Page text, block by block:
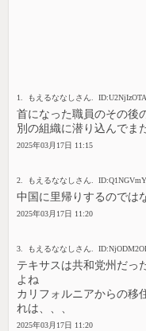
1. もえるななしさん. ID:U2NjIzOTA
首になった職員のその後
別の組織に潜り込んでま
2025年03月17日 11:15
2. もえるななしさん.
中国に里帰りするのでは
2025年03月17日 11:20
3. もえるななしさん.
テキサスは共和党州だっ
よね
カリフォルニアからの移
れは、、、
2025年03月17日 11:20